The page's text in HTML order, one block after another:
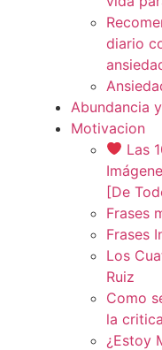
diario
Abundancia
Motivacion
Las
[De
Frases
Frases
Los
Ruiz
Como
la critica
¿Estoy